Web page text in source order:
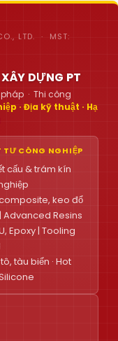
LTD. · MST:
DỰNG PT
pháp · Thi công
· Địa kỹ thuật · Hạ
TƯ CÔNG NGHIỆP
cấu & trám kín
keo đổ
Advanced Resins
Epoxy | Tooling
tàu biển · Hot